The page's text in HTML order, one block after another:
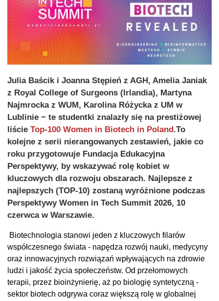
Julia Baścik i Joanna Stępień z AGH, Amelia Janiak
z Royal College of Surgeons (Irlandia), Martyna
Najmrocka z WUM, Karolina Różycka z UM w
Lublinie − te studentki znalazły się na prestiżowej
liście Top-100 Women in Biotech in Poland.To
kolejne z serii nierangowanych zestawień, jakie co
roku przygotowuje Fundacja Edukacyjna
Perspektywy, by wskazywać rolę kobiet w
kluczowych dla rozwoju obszarach. Najlepsze z
najlepszych (TOP-10) zostaną wyróżnione podczas
Perspektywy Women in Tech Summit 2026, 10
czerwca w Warszawie.
Biotechnologia stanowi jeden z kluczowych filarów
współczesnego świata - napędza rozwój nauki, medycyny
oraz innowacyjnych rozwiązań wpływających na zdrowie
ludzi i jakość życia społeczeństw. Od przełomowych
terapii, przez bioinżynierię, aż po biologię syntetyczną -
sektor biotech odgrywa coraz większą rolę w globalnej